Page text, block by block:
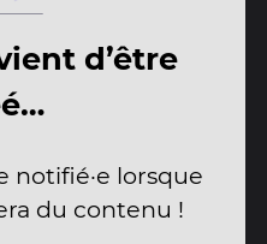
d’être
notifié·e lorsque
du contenu !